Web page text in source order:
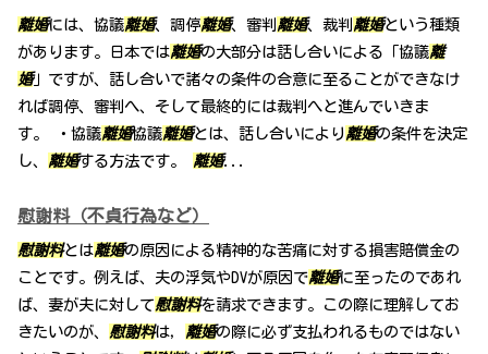
離婚には、協議離婚、調停離婚、審判 離婚、裁判 離婚という種類
があります。日本では離婚の大部分は話し合いによる「協議離
婚」ですが、話し合いで諸々の条件の合意に至ることができなけ
れば調停、審判へ、そして最終的には裁判へと進んでいきま
す。 ・協議離婚協議離婚とは、話し合いにより 離婚の条件を決定
し、 離婚する方法です。 離婚...
慰謝料（不貞行為など）
慰謝料とは離婚の原因による精神的な苦痛に対する損害賠償金の
ことです。例えば、夫の浮気やDVが原因で離婚に至ったのであれ
ば、妻が夫に対して慰謝料を請求できます。この際に理解してお
きたいのが、 慰謝料は， 離婚の際に必ず支払われるものではない